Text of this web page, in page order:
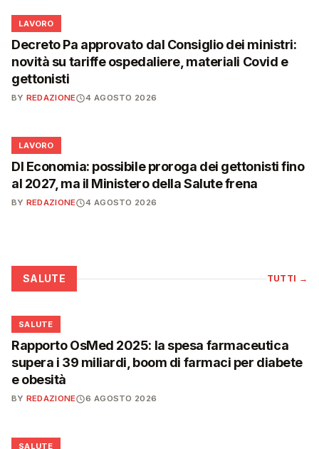
💼
LAVORO
Decreto Pa approvato dal Consiglio dei ministri:
novità su tariffe ospedaliere, materiali Covid e
gettonisti
BY REDAZIONE 4 AGOSTO 2026
💼
LAVORO
Dl Economia: possibile proroga dei gettonisti fino
al 2027, ma il Ministero della Salute frena
BY REDAZIONE 4 AGOSTO 2026
SALUTE TUTTI →
❤️
SALUTE
Rapporto OsMed 2025: la spesa farmaceutica
supera i 39 miliardi, boom di farmaci per diabete
e obesità
BY REDAZIONE 6 AGOSTO 2026
SALUTE